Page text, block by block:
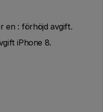
en : förhöjd avgift.
iPhone 8.